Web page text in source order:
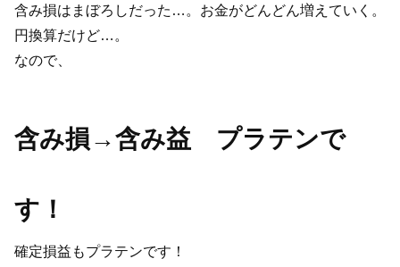
含み損はまぼろしだった…。お金がどんどん増えていく。
円換算だけど…。
なので、
含み損→含み益 プラテンで
す！
確定損益もプラテンです！